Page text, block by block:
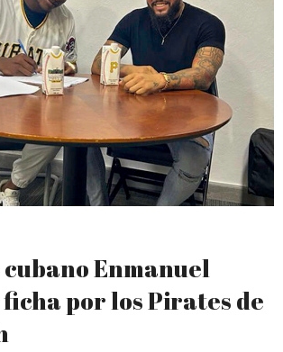
Enmanuel
por los Pirates de